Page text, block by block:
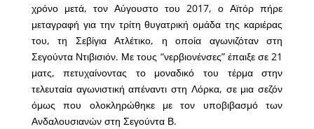
χρόνο μετά, τον Αύγουστο του 2017, ο Αϊτόρ πήρε
μεταγραφή για την τρίτη θυγατρική ομάδα της καριέρας
του, τη Σεβίγια Ατλέτικο, η οποία αγωνιζόταν στη
Σεγούντα Ντιβισιόν. Με τους “νερβιονένσες” έπαιξε σε 21
ματς, πετυχαίνοντας το μοναδικό του τέρμα στην
τελευταία αγωνιστική απέναντι στη Λόρκα, σε μια σεζόν
όμως που ολοκληρώθηκε με τον υποβιβασμό των
Ανδαλουσιανών στη Σεγούντα Β.